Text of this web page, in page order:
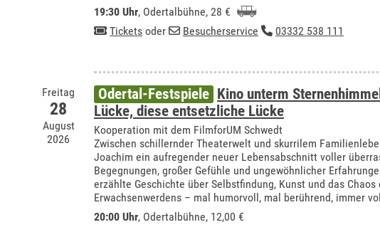
19:30 Uhr, Odertalbühne, 28 €
Tickets oder Besucherservice 03332 538 111
Freitag
28
August
2026
Odertal-Festspiele Kino unterm
Lücke, diese entsetzliche Lücke
Kooperation mit dem FilmforUM Schwedt
Zwischen schillernder Theaterwelt und skurrilem
Joachim ein aufregender neuer Lebensabschnitt voller
Begegnungen, großer Gefühle und ungewöhnlicher
erzählte Geschichte über Selbstfindung, Kunst und das Chaos
Erwachsenwerdens – mal humorvoll, mal berührend, immer
20:00 Uhr, Odertalbühne, 12,00 €